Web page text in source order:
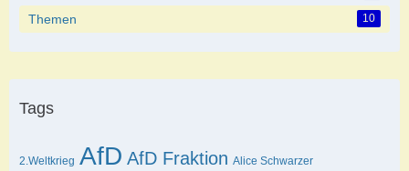
Themen 10
Tags
2.Weltkrieg AfD AfD Fraktion Alice Schwarzer